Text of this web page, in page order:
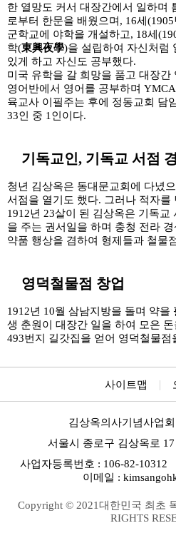
한 열망도 커서 대장간에서 일하며
로부터 한문을 배웠으며, 16세
군학교에 야학을 개설하고, 18세
학(東興夜學)을 설립하여 자신처럼
있게 하고 자신도 공부했다.
미국 유학을 갈 희망을 품고 대장
영어반에서 영어를 공부하며
육교사 이필주는 후에 정동교회 담
33인 중 1인이다.
기독교인, 기독교 서점
청년 김상옥은 동대문교회에 다녔
서점을 열기도 했다. 그러나 적자를
1912년 23살이 된 김상옥은 기독교
을 주는 권서일을 하며 충청 전라
약품 행상을 겸하여 형제들과 철물
영덕철물점 창업
1912년 10월 삼남지방을 돌며 약을
생 춘원이 대장간 일을 하여 모은
493번지 길갓집을 얻어 영덕철물점
사이트맵
김상옥의사기념사업회
서울시 종로구 김상옥로
사업자등록번호 : 106-82-10312
이메일 :
Copyright © 2021대한민국 최초
RIGHTS